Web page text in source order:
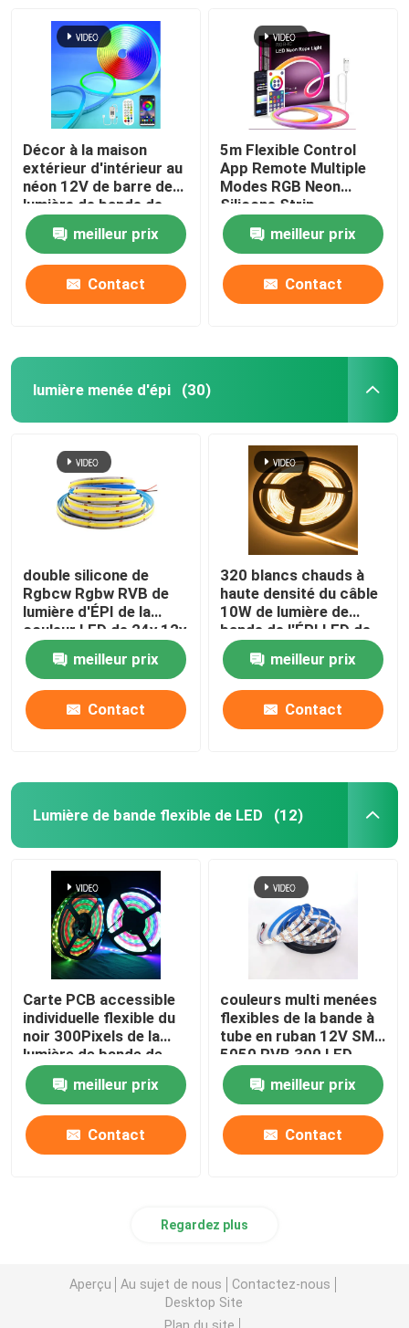
Décor à la maison
extérieur d'intérieur au
néon 12V de barre de
lumière de bande de
silicone du monstre 5m
Smart meilleur prix
Contact
5m Flexible Control
App Remote Multiple
Modes RGB Neon
Silicone Strip
meilleur prix
Contact
lumière menée d'épi (30)
double silicone de
Rgbcw Rgbw RVB de
lumière d'ÉPI de la
couleur LED de 24v 12v
5v 8W 10W accessible
meilleur prix
Contact
320 blancs chauds à
haute densité du câble
10W de lumière de
bande de l'ÉPI LED de
Led/M Flexible 24V
meilleur prix
Contact
Lumière de bande flexible de LED (12)
Carte PCB accessible
individuelle flexible du
noir 300Pixels de la
lumière de bande de
WS2812B LED RVB
5050SMD 16.4FT
60Pixels/M polychrome
meilleur prix
Contact
couleurs multi menées
flexibles de la bande à
tube en ruban 12V SMD
5050 RVB 300 LED
meilleur prix
Contact
Regardez plus
Aperçu Au sujet de nous
Contactez-nous
Desktop Site
Plan du site